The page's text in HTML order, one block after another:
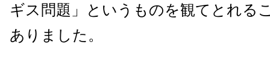
ギス問題」というものを観てとれる
ありました。